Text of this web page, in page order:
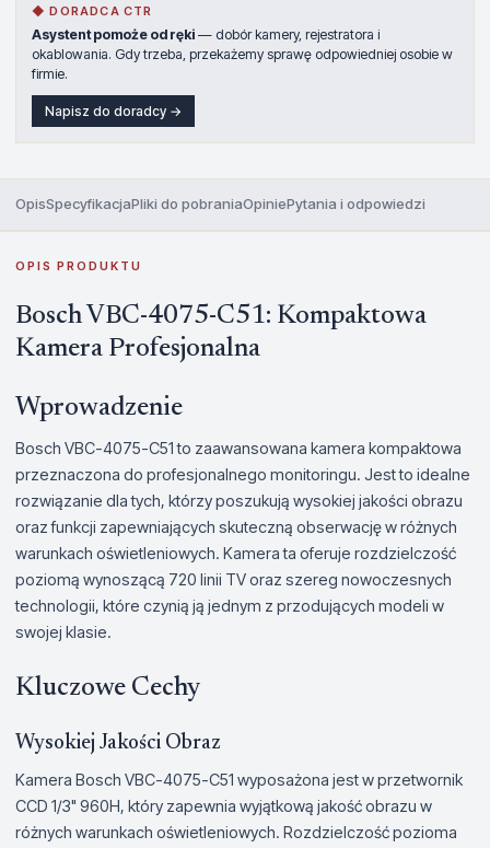
◆ DORADCA CTR
Asystent pomoże od ręki — dobór kamery, rejestratora i
okablowania. Gdy trzeba, przekażemy sprawę odpowiedniej osobie w
firmie.
Napisz do doradcy →
OpisSpecyfikacjaPliki do pobraniaOpiniePytania i odpowiedzi
OPIS PRODUKTU
Bosch VBC-4075-C51: Kompaktowa
Kamera Profesjonalna
Wprowadzenie
Bosch VBC-4075-C51 to zaawansowana kamera kompaktowa
przeznaczona do profesjonalnego monitoringu. Jest to idealne
rozwiązanie dla tych, którzy poszukują wysokiej jakości obrazu
oraz funkcji zapewniających skuteczną obserwację w różnych
warunkach oświetleniowych. Kamera ta oferuje rozdzielczość
poziomą wynoszącą 720 linii TV oraz szereg nowoczesnych
technologii, które czynią ją jednym z przodujących modeli w
swojej klasie.
Kluczowe Cechy
Wysokiej Jakości Obraz
Kamera Bosch VBC-4075-C51 wyposażona jest w przetwornik
CCD 1/3" 960H, który zapewnia wyjątkową jakość obrazu w
różnych warunkach oświetleniowych. Rozdzielczość pozioma